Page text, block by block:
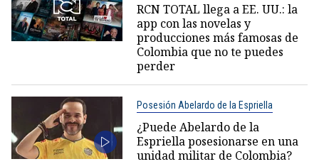
RCN TOTAL llega a EE. UU.: la
app con las novelas y
producciones más famosas de
Colombia que no te puedes
perder
Posesión Abelardo de la Espriella
¿Puede Abelardo de la
Espriella posesionarse en una
unidad militar de Colombia?